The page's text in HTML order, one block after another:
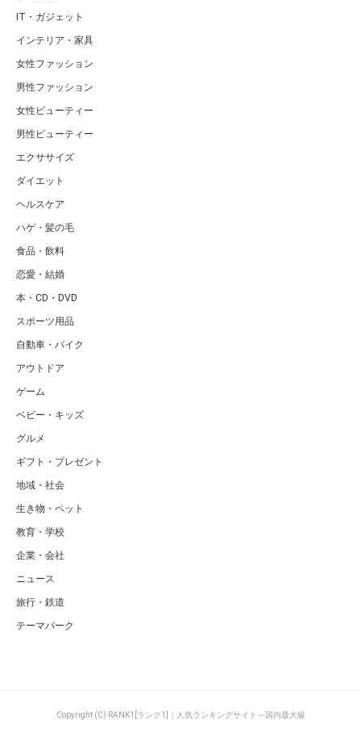
IT・ガジェット
インテリア・家具
女性ファッション
男性ファッション
女性ビューティー
男性ビューティー
エクササイズ
ダイエット
ヘルスケア
ハゲ・髪の毛
食品・飲料
恋愛・結婚
本・CD・DVD
スポーツ用品
自動車・バイク
アウトドア
ゲーム
ベビー・キッズ
グルメ
ギフト・プレゼント
地域・社会
生き物・ペット
教育・学校
企業・会社
ニュース
旅行・鉄道
テーマパーク
Copyright (C) RANK1[ランク1]｜人気ランキングサイト～国内最大級